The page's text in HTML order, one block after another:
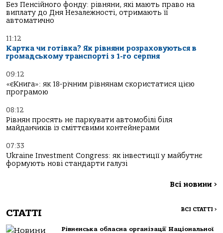
Без Пенсійного фонду: рівняни, які мають право на
виплату до Дня Незалежності, отримають її
автоматично
11:12
Картка чи готівка? Як рівняни розраховуються в
громадському транспорті з 1-го серпня
09:12
«єКнига»: як 18-річним рівнянам скористатися цією
програмою
08:12
Рівнян просять не паркувати автомобілі біля
майданчиків із сміттєвими контейнерами
07:33
Ukraine Investment Congress: як інвестиції у майбутнє
формують нові стандарти галузі
Всі новини >
СТАТТІ ВСІ СТАТТІ >
Рівненська обласна організації Національної